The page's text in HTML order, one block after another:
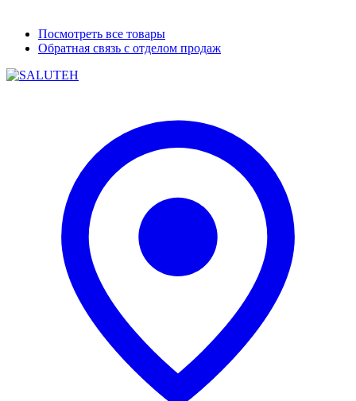
Посмотреть все товары
Обратная связь с отделом продаж